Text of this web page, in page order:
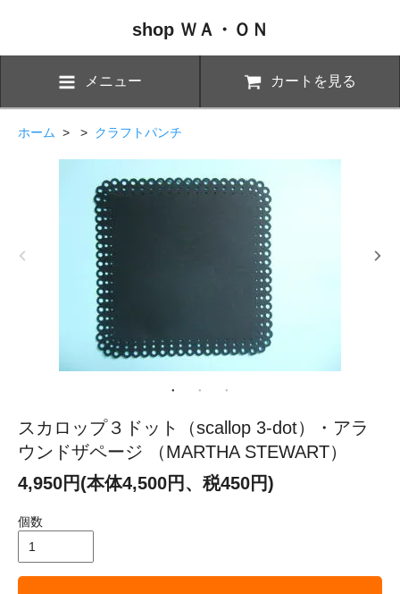
shop ＷＡ・ＯＮ
メニュー カートを見る
ホーム > > クラフトパンチ
スカロップ３ドット（scallop 3-dot）・アラ
ウンドザページ （MARTHA STEWART）
4,950円(本体4,500円、税450円)
個数